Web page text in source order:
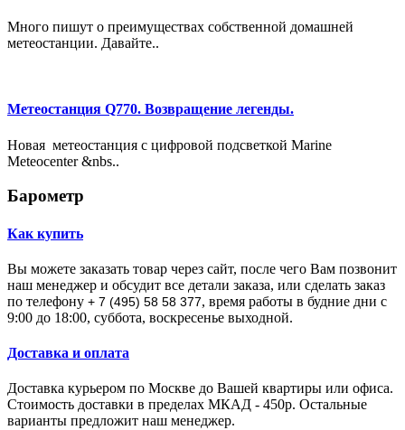
Много пишут о преимуществах собственной домашней
метеостанции. Давайте..
Метеостанция Q770. Возвращение легенды.
Новая метеостанция с цифровой подсветкой Marine
Meteocenter &nbs..
Барометр
Как купить
Вы можете заказать товар через сайт, после чего Вам позвонит
наш менеджер и обсудит все детали заказа, или сделать заказ
по телефону + 7 (495) 58 58 377, время работы в будние дни с
9:00 до 18:00, суббота, воскресенье выходной.
Доставка и оплата
Доставка курьером по Москве до Вашей квартиры или офиса.
Стоимость доставки в пределах МКАД - 450р. Остальные
варианты предложит наш менеджер.